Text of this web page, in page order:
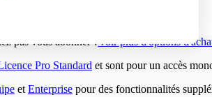
pas vous abonner ?Voir plus d'options
Pro Standard et sont pour un accès
et Enterprise pour des fonctionnalités